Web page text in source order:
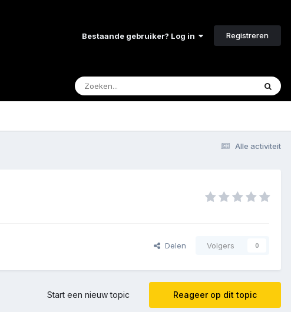
Bestaande gebruiker? Log in Registreren
Alle activiteit
Delen Volgers 0
Reageer op dit topic
Start een nieuw topic